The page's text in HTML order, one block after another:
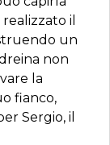
il
un
non
la
fianco,
Sergio, il